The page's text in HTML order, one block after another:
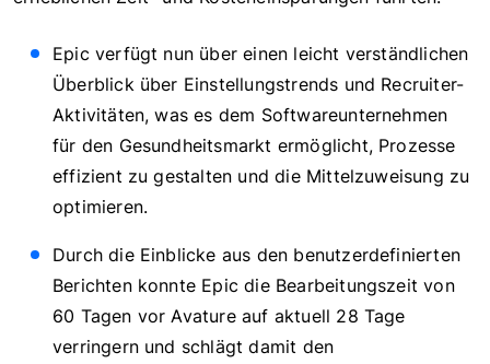
Epic verfügt nun über einen leicht verständlichen
Überblick über Einstellungstrends und Recruiter-
Aktivitäten, was es dem Softwareunternehmen
für den Gesundheitsmarkt ermöglicht, Prozesse
effizient zu gestalten und die Mittelzuweisung zu
optimieren.
Durch die Einblicke aus den benutzerdefinierten
Berichten konnte Epic die Bearbeitungszeit von
60 Tagen vor Avature auf aktuell 28 Tage
verringern und schlägt damit den